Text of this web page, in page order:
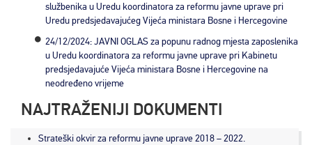
službenika u Uredu koordinatora za reformu javne uprave pri
Uredu predsjedavajućeg Vijeća ministara Bosne i Hercegovine
24/12/2024: JAVNI OGLAS za popunu radnog mjesta zaposlenika
u Uredu koordinatora za reformu javne uprave pri Kabinetu
predsjedavajuće Vijeća ministara Bosne i Hercegovine na
neodređeno vrijeme
NAJTRAŽENIJI DOKUMENTI
Strateški okvir za reformu javne uprave 2018 – 2022.